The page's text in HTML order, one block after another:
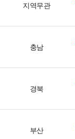
지역무관
충남
경북
부산